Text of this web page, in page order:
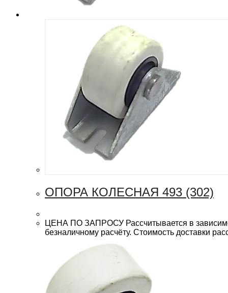
ОПОРА КОЛЕСНАЯ 493 (302)
ЦЕНА ПО ЗАПРОСУ Рассчитывается в
безналичному расчёту. Стоимость доставки